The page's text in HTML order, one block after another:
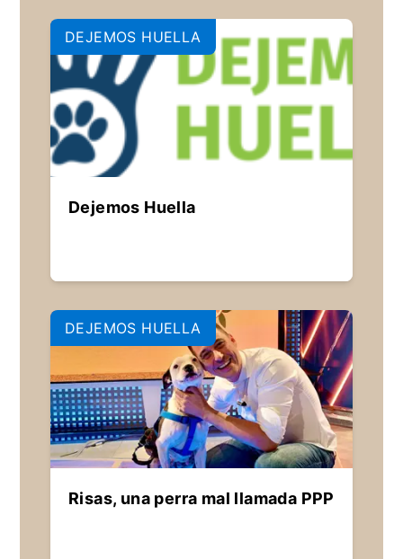
DEJEMOS HUELLA
Dejemos Huella
DEJEMOS HUELLA
Risas, una perra mal llamada PPP